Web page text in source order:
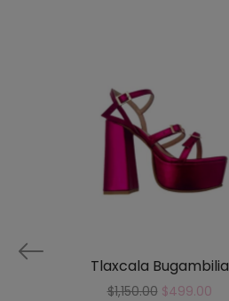
Tlaxcala Bugambilia
$1,150.00 $499.00